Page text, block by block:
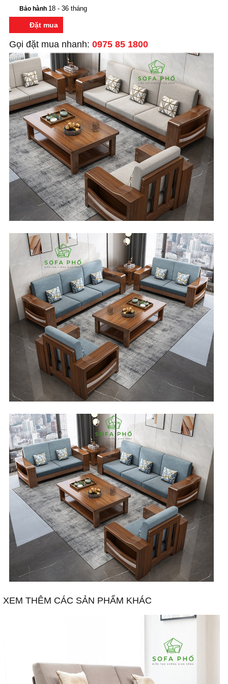
Bảo hành 18 - 36 tháng
Đặt mua
Gọi đặt mua nhanh: 0975 85 1800
XEM THÊM CÁC SẢN PHẨM KHÁC